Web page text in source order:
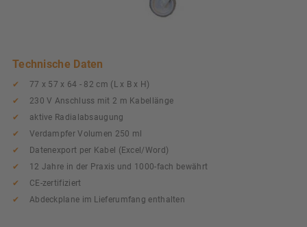
Technische Daten
77 x 57 x 64 - 82 cm (L x B x H)
230 V Anschluss mit 2 m Kabellänge
aktive Radialabsaugung
Verdampfer Volumen 250 ml
Datenexport per Kabel (Excel/Word)
12 Jahre in der Praxis und 1000-fach bewährt
CE-zertifiziert
Abdeckplane im Lieferumfang enthalten